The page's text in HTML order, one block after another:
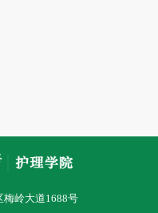
梅岭大道1688号